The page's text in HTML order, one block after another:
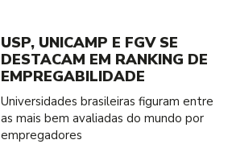
USP, UNICAMP E FGV SE
DESTACAM EM RANKING DE
EMPREGABILIDADE
Universidades brasileiras figuram entre
as mais bem avaliadas do mundo por
empregadores